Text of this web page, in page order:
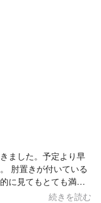
ました。予定より早
肘置きが付いている
に見てもとても満足
ただきありがとうござ
続きを読む